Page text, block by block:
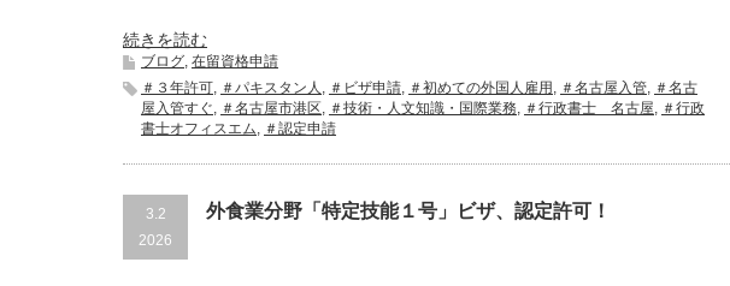
続きを読む
ブログ, 在留資格申請
＃３年許可, ＃パキスタン人 , ＃ビザ申請, ＃初めての外国人雇用 , ＃名古屋入管, ＃名古
屋入管すぐ, ＃名古屋市港区, ＃技術・人文知識・国際業務, ＃行政書士 名古屋, ＃行政
書士オフィスエム, ＃認定申請
3.2
2026
外食業分野「特定技能１号」ビザ、認定許可！